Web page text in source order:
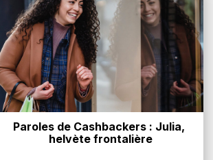
Paroles de Cashbackers : Julia,
helvète frontalière